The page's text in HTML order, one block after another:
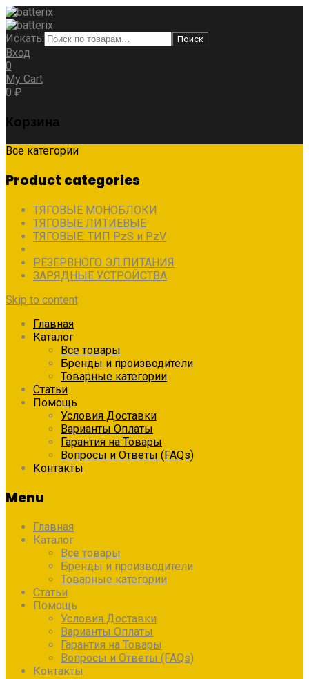
Искать: Поиск
Вход
0
My Cart
0 ₽
Корзина
Все категории
Product categories
ТЯГОВЫЕ МОНОБЛОКИ
ТЯГОВЫЕ ЛИТИЕВЫЕ
ТЯГОВЫЕ: ТИП PzS и PzV
РЕЗЕРВНОГО ЭЛ.ПИТАНИЯ
ЗАРЯДНЫЕ УСТРОЙСТВА
Skip to content
Главная
Каталог
Все товары
Бренды и производители
Товарные категории
Статьи
Помощь
Условия Доставки
Варианты Оплаты
Гарантия на Товары
Вопросы и Ответы (FAQs)
Контакты
Menu
Главная
Каталог
Все товары
Бренды и производители
Товарные категории
Статьи
Помощь
Условия Доставки
Варианты Оплаты
Гарантия на Товары
Вопросы и Ответы (FAQs)
Контакты